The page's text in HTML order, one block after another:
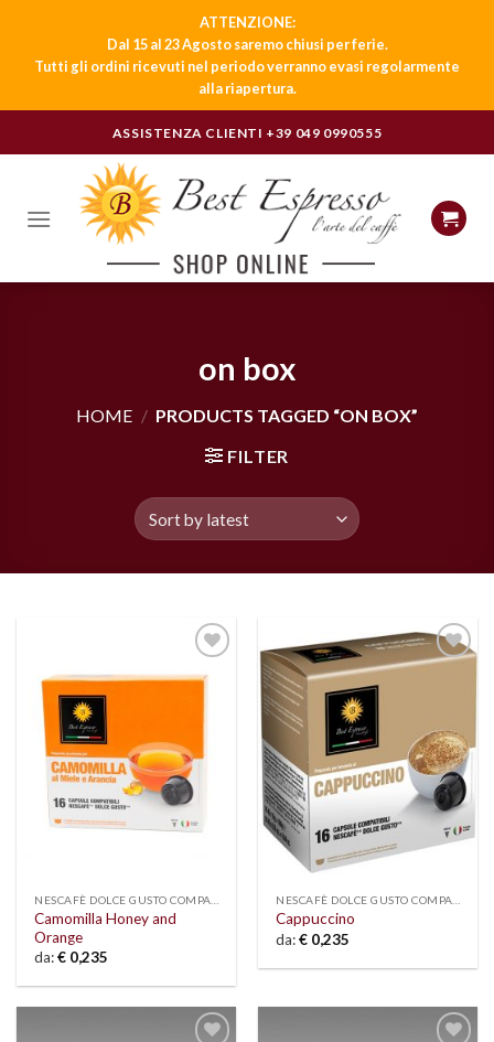
ATTENZIONE:
Dal 15 al 23 Agosto saremo chiusi per ferie.
Tutti gli ordini ricevuti nel periodo verranno evasi regolarmente
alla riapertura.
to
ASSISTENZA CLIENTI +39 049 0990555
on box
HOME / PRODUCTS TAGGED “ON BOX”
FILTER
Add to
NESCAFÈ DOLCE GUSTO COMPATIBLE
Camomilla Honey and
Orange
da:€ 0,235
NESCAFÈ DOLCE GUSTO COMPATIBLE
Cappuccino
da:€ 0,235